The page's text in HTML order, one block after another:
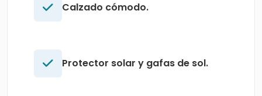
Calzado cómodo.
Protector solar y gafas de sol.